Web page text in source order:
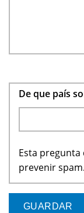
De que país
Esta pregunta
prevenir spam.